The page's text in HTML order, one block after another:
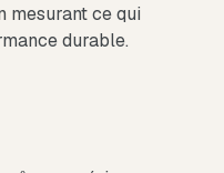
mesurant ce qui
durable.